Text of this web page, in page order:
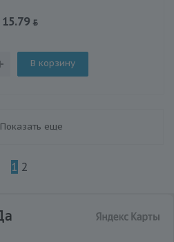
15.79
В корзину
Показать еще
1 2